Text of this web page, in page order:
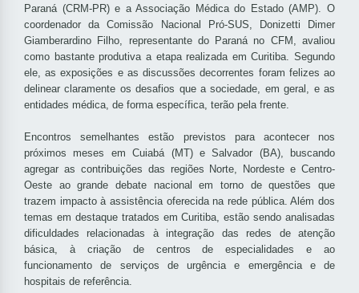
Paraná (CRM-PR) e a Associação Médica do Estado (AMP). O
coordenador da Comissão Nacional Pró-SUS, Donizetti Dimer
Giamberardino Filho, representante do Paraná no CFM, avaliou
como bastante produtiva a etapa realizada em Curitiba. Segundo
ele, as exposições e as discussões decorrentes foram felizes ao
delinear claramente os desafios que a sociedade, em geral, e as
entidades médica, de forma específica, terão pela frente.
Encontros semelhantes estão previstos para acontecer nos
próximos meses em Cuiabá (MT) e Salvador (BA), buscando
agregar as contribuições das regiões Norte, Nordeste e Centro-
Oeste ao grande debate nacional em torno de questões que
trazem impacto à assistência oferecida na rede pública. Além dos
temas em destaque tratados em Curitiba, estão sendo analisadas
dificuldades relacionadas à integração das redes de atenção
básica, à criação de centros de especialidades e ao
funcionamento de serviços de urgência e emergência e de
hospitais de referência.